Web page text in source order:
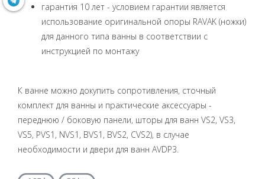
гарантия 10 лет - условием гарантии является
использование оригинальной опоры RAVAK (ножки)
для данного типа ванны в соответствии с
инструкцией по монтажу
К ванне можно докупить сопротивления, сточный
комплект для ванны и практические аксессуары -
переднюю / боковую панели, шторы для ванн VS2, VS3,
VS5, PVS1, NVS1, BVS1, BVS2, CVS2), в случае
необходимости и двери для ванн AVDP3.